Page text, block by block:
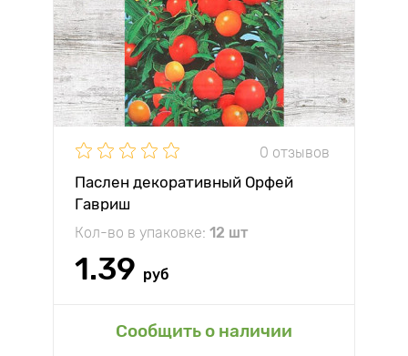
0 отзывов
Паслен декоративный Орфей
Гавриш
Кол-во в упаковке: 12 шт
1.39 руб
Сообщить о наличии